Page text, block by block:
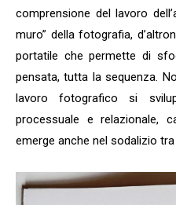
comprensione del lavoro
muro” della fotografia,
portatile che permette di
pensata, tutta la sequenza.
lavoro fotografico si
processuale e relazionale,
emerge anche nel sodalizio